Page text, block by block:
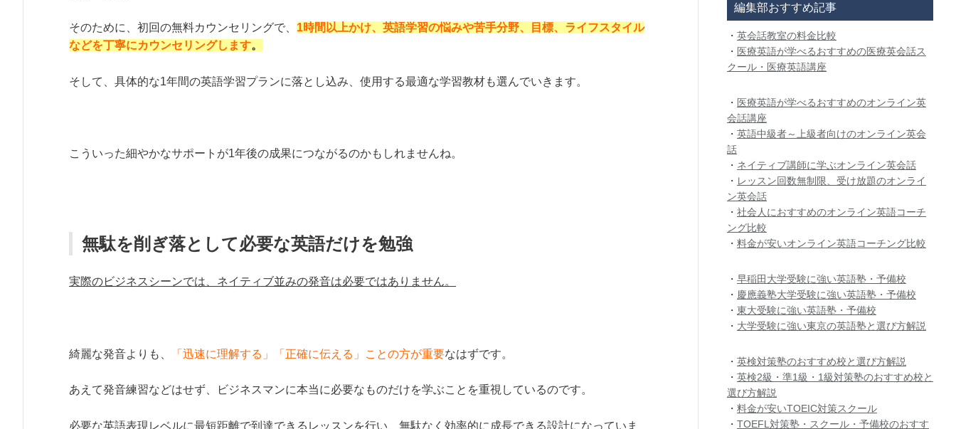
そのために、初回の無料カウンセリングで、 1時間以上かけ、英語学習の悩みや苦手分野、目標、ライフスタイル
などを丁寧にカウンセリングします。
そして、具体的な1年間の英語学習プランに落とし込み、使用する最適な学習教材も選んでいきます。
こういった細やかなサポートが1年後の成果につながるのかもしれませんね。
無駄を削ぎ落として必要な英語だけを勉強
実際のビジネスシーンでは、ネイティブ並みの発音は必要ではありません。
綺麗な発音よりも、 「迅速に理解する」「正確に伝える」ことの方が重要なはずです。
あえて発音練習などはせず、ビジネスマンに本当に必要なものだけを学ぶことを重視しているのです。
必要な英語表現レベルに最短距離で到達できるレッスンを行い、無駄なく効率的に成長できる設計になっていま
編集部おすすめ記事
・ 英会話教室の料金比較
・ 医療英語が学べるおすすめの医療英会話ス
クール・医療英語講座
・ 医療英語が学べるおすすめのオンライン英
会話講座
・ 英語中級者～上級者向けのオンライン英会
話
・ ネイティブ講師に学ぶオンライン英会話
・ レッスン回数無制限、受け放題のオンライ
ン英会話
・ 社会人におすすめのオンライン英語コーチ
ング比較
・ 料金が安いオンライン英語コーチング比較
・ 早稲田大学受験に強い英語塾・予備校
・ 慶應義塾大学受験に強い英語塾・予備校
・ 東大受験に強い英語塾・予備校
・ 大学受験に強い東京の英語塾と選び方解説
・ 英検対策塾のおすすめ校と選び方解説
・ 英検2級・準1級・1級対策塾のおすすめ校と
選び方解説
・ 料金が安いTOEIC対策スクール
・ TOEFL対策塾・スクール・予備校のおすす